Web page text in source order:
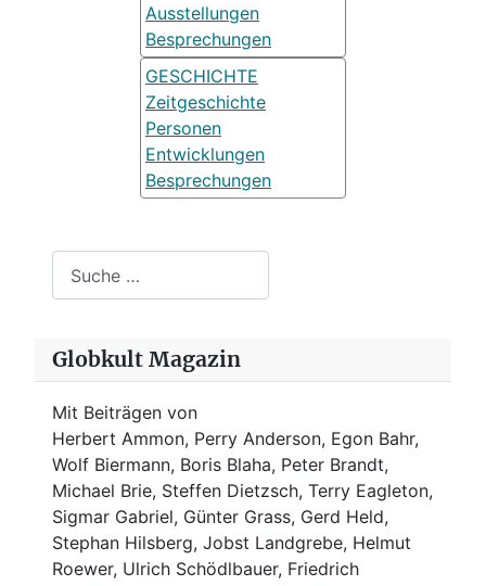
Ausstellungen
Besprechungen
GESCHICHTE
Zeitgeschichte
Personen
Entwicklungen
Besprechungen
Globkult Magazin
Mit Beiträgen von
Herbert Ammon, Perry Anderson, Egon Bahr,
Wolf Biermann, Boris Blaha, Peter Brandt,
Michael Brie, Steffen Dietzsch, Terry Eagleton,
Sigmar Gabriel, Günter Grass, Gerd Held,
Stephan Hilsberg, Jobst Landgrebe, Helmut
Roewer, Ulrich Schödlbauer, Friedrich